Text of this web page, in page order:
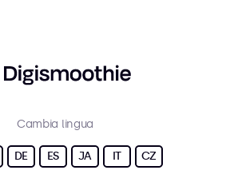
Cambia lingua
DE ES JA IT CZ